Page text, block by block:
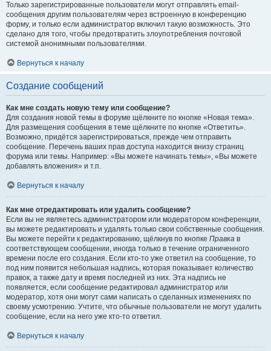
Только зарегистрированные пользователи могут отправлять email-
сообщения другим пользователям через встроенную в конференцию
форму, и только если администратор включил такую возможность. Это
сделано для того, чтобы предотвратить злоупотребления почтовой
системой анонимными пользователями.
Вернуться к началу
Создание сообщений
Как мне создать новую тему или сообщение?
Для создания новой темы в форуме щёлкните по кнопке «Новая тема».
Для размещения сообщения в теме щёлкните по кнопке «Ответить».
Возможно, придётся зарегистрироваться, прежде чем отправить
сообщение. Перечень ваших прав доступа находится внизу страниц
форума или темы. Например: «Вы можете начинать темы», «Вы можете
добавлять вложения» и т.п.
Вернуться к началу
Как мне отредактировать или удалить сообщение?
Если вы не являетесь администратором или модератором конференции,
вы можете редактировать и удалять только свои собственные сообщения.
Вы можете перейти к редактированию, щёлкнув по кнопке Правка в
соответствующем сообщении, иногда только в течение ограниченного
времени после его создания. Если кто-то уже ответил на сообщение, то
под ним появится небольшая надпись, которая показывает количество
правок, а также дату и время последней из них. Эта надпись не
появляется, если сообщение редактировал администратор или
модератор, хотя они могут сами написать о сделанных изменениях по
своему усмотрению. Учтите, что обычные пользователи не могут удалить
сообщение, если на него уже кто-то ответил.
Вернуться к началу